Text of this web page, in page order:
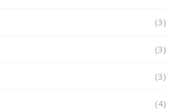
(3)
(3)
(3)
(4)